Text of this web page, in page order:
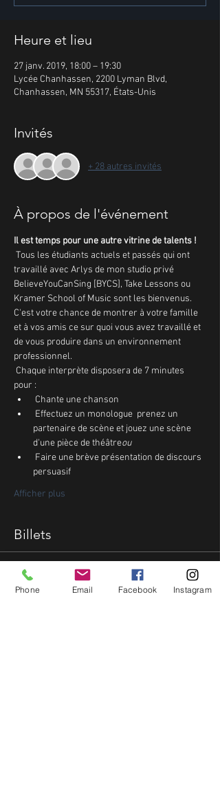
Heure et lieu
27 janv. 2019, 18:00 – 19:30
Lycée Chanhassen, 2200 Lyman Blvd,
Chanhassen, MN 55317, États-Unis
Invités
+ 28 autres invités
À propos de l'événement
Il est temps pour une autre vitrine de talents !
travaillé avec Arlys de mon studio privé
BelieveYouCanSing [BYCS], Take Lessons ou
Kramer School of Music sont les bienvenus.
C'est votre chance de montrer à votre famille
et à vos amis ce sur quoi vous avez travaillé et
de vous produire dans un environnement
professionnel.
pour :
Chante une chanson
Effectuez un monologue prenez un
partenaire de scène et jouez une scène
d'une pièce de théâtreou
persuasif
Afficher plus
Billets
Vente expirée
Phone Email Facebook Instagram